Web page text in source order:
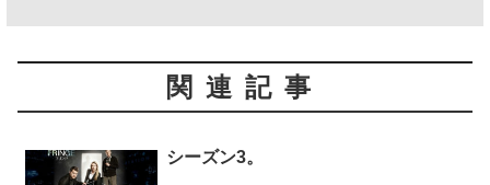
関連記事
シーズン3。